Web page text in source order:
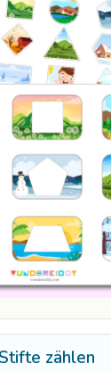
zählen